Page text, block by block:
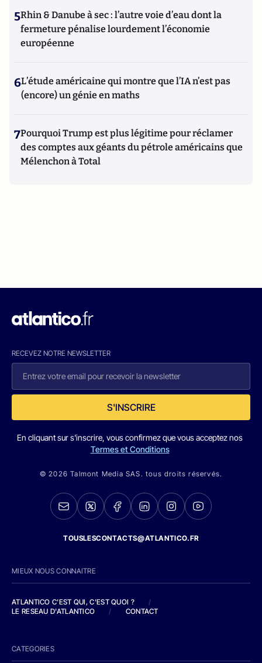
5Rhin & Danube à sec : l’autre voie d’eau dont la
fermeture pénalise lourdement l’économie
européenne
6L’étude américaine qui montre que l’IA n’est pas
(encore) un génie en maths
7Pourquoi Trump est plus légitime pour réclamer
des comptes aux géants du pétrole américains que
Mélenchon à Total
RECEVEZ NOTRE NEWSLETTER
S'INSCRIRE
En cliquant sur s'inscrire, vous confirmez que vous acceptez nos
Termes et Conditions
© 2026 Talmont Media SAS. tous droits réservés.
TOUSLESCONTACTS@ATLANTICO.FR
MIEUX NOUS CONNAITRE
ATLANTICO C'EST QUI, C'EST QUOI ?
/
LE RESEAU D'ATLANTICO
/ CONTACT
CATEGORIES